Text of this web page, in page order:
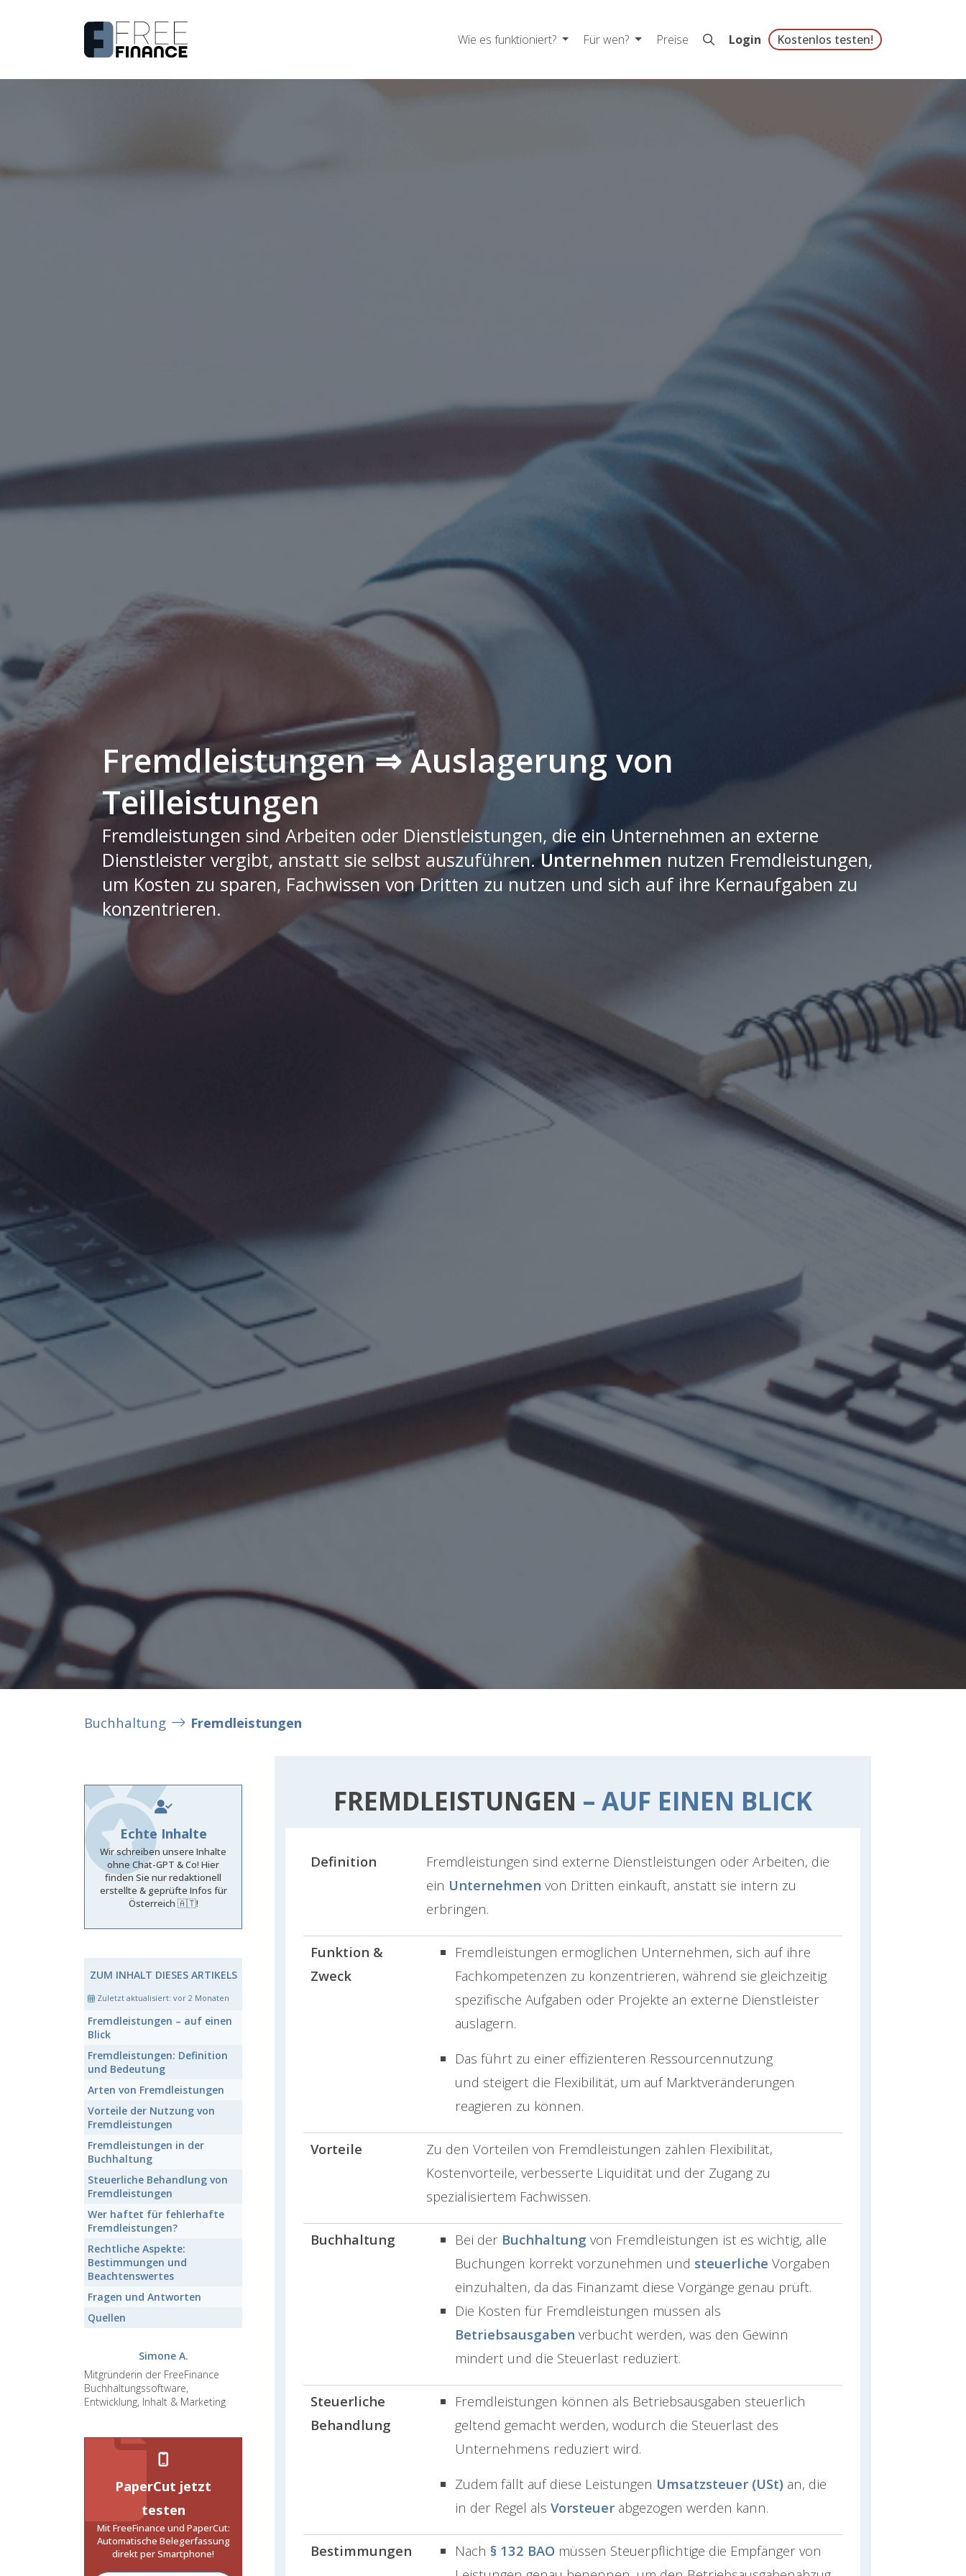
Wie es funktioniert? Für wen? Preise Login Kostenlos testen!
Fremdleistungen ⇒ Auslagerung von
Teilleistungen
Fremdleistungen sind Arbeiten oder Dienstleistungen, die ein Unternehmen an externe
Dienstleister vergibt, anstatt sie selbst auszuführen.Unternehmen nutzen Fremdleistungen,
um Kosten zu sparen, Fachwissen von Dritten zu nutzen und sich auf ihre Kernaufgaben zu
konzentrieren.
Buchhaltung Fremdleistungen
Echte Inhalte
Wir schreiben unsere Inhalte
ohne Chat-GPT & Co! Hier
finden Sie nur redaktionell
erstellte & geprüfte Infos für
Österreich 🇦🇹!
ZUM INHALT DIESES ARTIKELS
Zuletzt aktualisiert: vor 2 Monaten
Fremdleistungen – auf einen
Blick
Fremdleistungen: Definition
und Bedeutung
Arten von Fremdleistungen
Vorteile der Nutzung von
Fremdleistungen
Fremdleistungen in der
Buchhaltung
Steuerliche Behandlung von
Fremdleistungen
Wer haftet für fehlerhafte
Fremdleistungen?
Rechtliche Aspekte:
Bestimmungen und
Beachtenswertes
Fragen und Antworten
Quellen
Simone A.
Mitgründerin der FreeFinance
Buchhaltungssoftware,
Entwicklung, Inhalt & Marketing
PaperCut jetzt
testen
Mit FreeFinance und PaperCut:
Automatische Belegerfassung
direkt per Smartphone!
FREMDLEISTUNGEN – AUF EINEN BLICK
Definition
Fremdleistungen sind externe Dienstleistungen oder Arbeiten, die
ein Unternehmen von Dritten einkauft, anstatt sie intern zu
erbringen.
Funktion &
Zweck
Fremdleistungen ermöglichen Unternehmen, sich auf ihre
Fachkompetenzen zu konzentrieren, während sie gleichzeitig
spezifische Aufgaben oder Projekte an externe Dienstleister
auslagern.
Das führt zu einer effizienteren Ressourcennutzung
und steigert die Flexibilität, um auf Marktveränderungen
reagieren zu können.
Vorteile
Zu den Vorteilen von Fremdleistungen zählen Flexibilität,
Kostenvorteile, verbesserte Liquidität und der Zugang zu
spezialisiertem Fachwissen.
Buchhaltung Bei der Buchhaltung von Fremdleistungen ist es wichtig, alle
Buchungen korrekt vorzunehmen und steuerliche Vorgaben
einzuhalten, da das Finanzamt diese Vorgänge genau prüft.
Die Kosten für Fremdleistungen müssen als
Betriebsausgaben verbucht werden, was den Gewinn
mindert und die Steuerlast reduziert.
Steuerliche
Behandlung
Fremdleistungen können als Betriebsausgaben steuerlich
geltend gemacht werden, wodurch die Steuerlast des
Unternehmens reduziert wird.
Zudem fällt auf diese Leistungen Umsatzsteuer (USt) an, die
in der Regel als Vorsteuer abgezogen werden kann.
Bestimmungen Nach § 132 BAO müssen Steuerpflichtige die Empfänger von